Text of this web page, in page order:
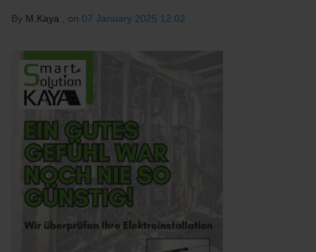
By M.Kaya , on 07 January 2025 12:02